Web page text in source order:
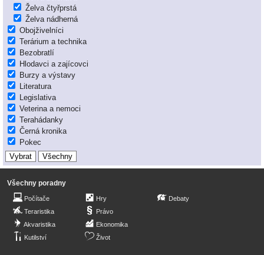
Želva čtyřprstá
Želva nádherná
Obojživelníci
Terárium a technika
Bezobratlí
Hlodavci a zajícovci
Burzy a výstavy
Literatura
Legislativa
Veterina a nemoci
Terahádanky
Černá kronika
Pokec
Všechny poradny
Počítače
Teraristika
Akvaristika
Kutilství
Hry
Právo
Ekonomika
Život
Debaty